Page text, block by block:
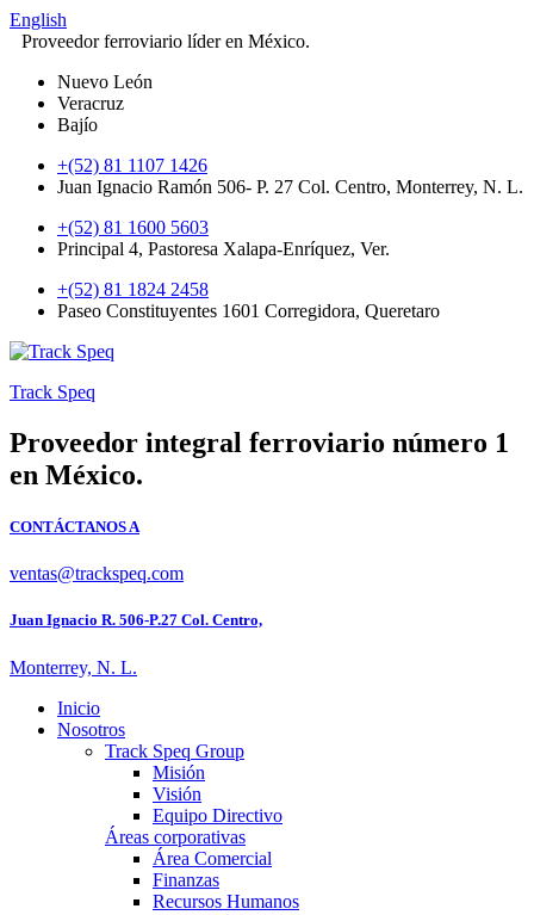
English
Proveedor ferroviario líder en México.
Nuevo León
Veracruz
Bajío
+(52) 81 1107 1426
Juan Ignacio Ramón 506- P. 27 Col. Centro, Monterrey, N. L.
+(52) 81 1600 5603
Principal 4, Pastoresa Xalapa-Enríquez, Ver.
+(52) 81 1824 2458
Paseo Constituyentes 1601 Corregidora, Queretaro
Track Speq
Proveedor integral ferroviario número 1
en México.
CONTÁCTANOS A
ventas@trackspeq.com
Juan Ignacio R. 506-P.27 Col. Centro,
Monterrey, N. L.
Inicio
Nosotros
Track Speq Group
Misión
Visión
Equipo Directivo
Áreas corporativas
Área Comercial
Finanzas
Recursos Humanos